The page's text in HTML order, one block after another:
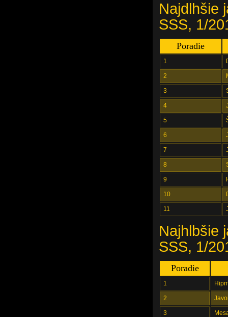
Najdlhšie
SSS, 1/
Poradie
1
2
3
4
5
6
7
8
9
10
11
Najhlbšie
SSS, 1/
Poradie
1
2
3